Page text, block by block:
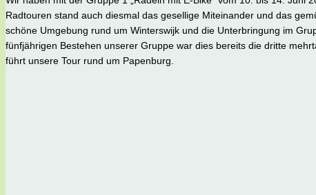
Radtouren stand auch diesmal das gesellige Miteinander und das
schöne Umgebung rund um Winterswijk und die Unterbringung im
fünfjährigen Bestehen unserer Gruppe war dies bereits die dritte
führt unsere Tour rund um Papenburg.